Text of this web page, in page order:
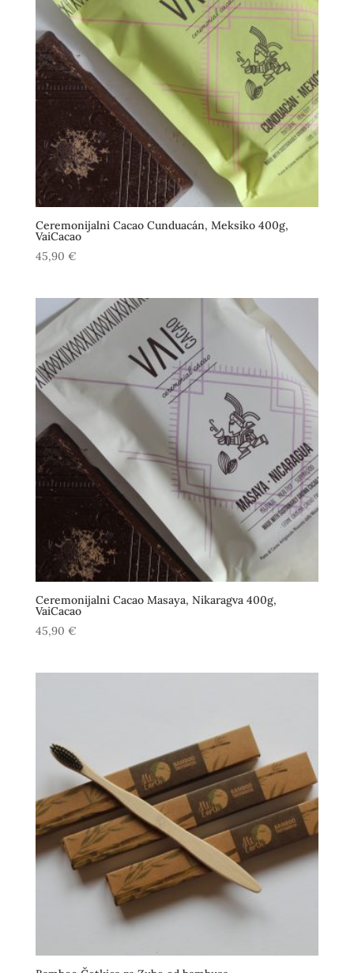
Ceremonijalni Cacao Cunduacán, Meksiko 400g,
VaiCacao
45,90 €
Ceremonijalni Cacao Masaya, Nikaragva 400g,
VaiCacao
45,90 €